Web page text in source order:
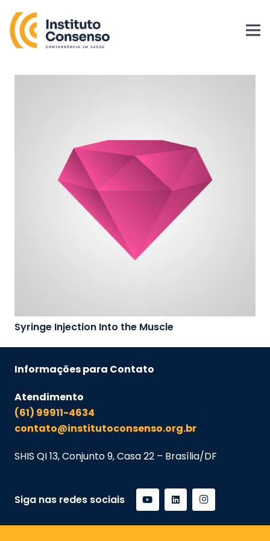
Syringe Injection Into the Muscle
Informações para Contato
Atendimento
(61) 99911-4634
contato@institutoconsenso.org.br
SHIS QI 13, Conjunto 9, Casa 22 – Brasília/DF
Siga nas redes sociais